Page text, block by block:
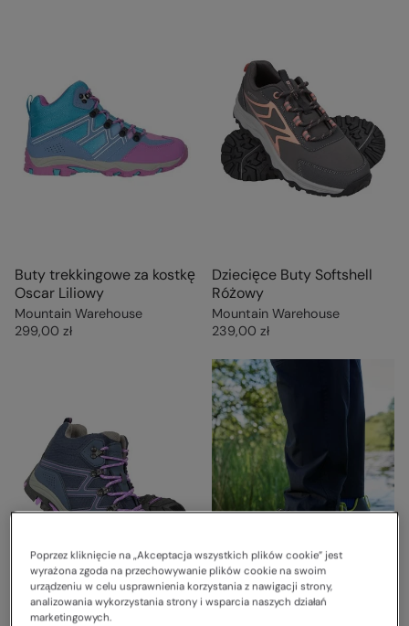
Buty trekkingowe za kostkę
Oscar Liliowy
Mountain Warehouse
299,00 zł
Dziecięce Buty Softshell
Różowy
Mountain Warehouse
239,00 zł
Poprzez kliknięcie na „Akceptacja wszystkich plików cookie” jest
wyrażona zgoda na przechowywanie plików cookie na swoim
urządzeniu w celu usprawnienia korzystania z nawigacji strony,
analizowania wykorzystania strony i wsparcia naszych działań
marketingowych.